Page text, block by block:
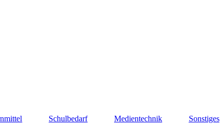
Schulbedarf Medientechnik Sonstiges